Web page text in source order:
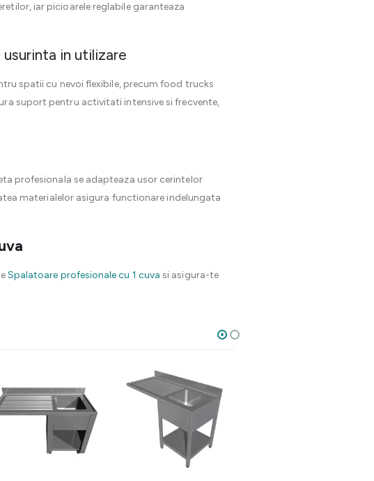
iar picioarele reglabile garanteaza
in utilizare
spatii cu nevoi flexibile, precum food trucks
suport pentru activitati intensive si frecvente,
profesionala se adapteaza usor cerintelor
materialelor asigura functionare indelungata
Spalatoare profesionale cu 1 cuva si asigura-te